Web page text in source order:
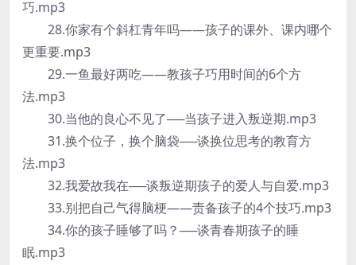
巧.mp3
28.你家有个斜杠青年吗——孩子的课外、课内哪个
更重要.mp3
29.一鱼最好两吃——教孩子巧用时间的6个方
法.mp3
30.当他的良心不见了──当孩子进入叛逆期.mp3
31.换个位子，换个脑袋──谈换位思考的教育方
法.mp3
32.我爱故我在──谈叛逆期孩子的爱人与自爱.mp3
33.别把自己气得脑梗——责备孩子的4个技巧.mp3
34.你的孩子睡够了吗？──谈青春期孩子的睡
眠.mp3